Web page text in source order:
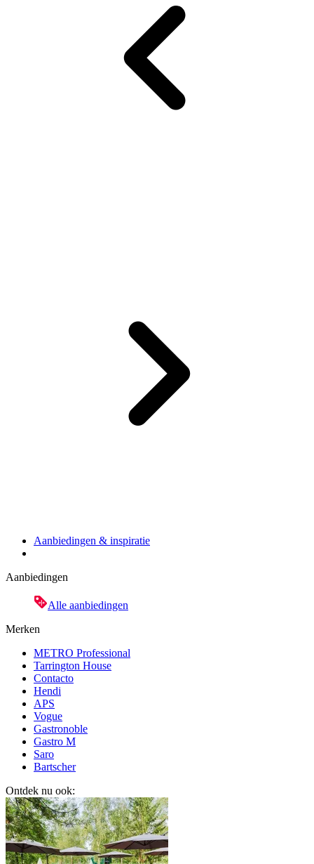
Aanbiedingen & inspiratie
Aanbiedingen
Alle aanbiedingen
Merken
METRO Professional
Tarrington House
Contacto
Hendi
APS
Vogue
Gastronoble
Gastro M
Saro
Bartscher
Ontdek nu ook: